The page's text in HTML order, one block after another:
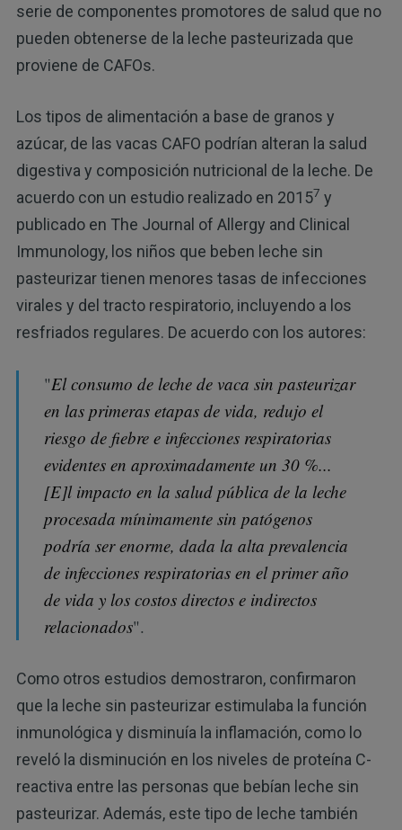
serie de componentes promotores de salud que no
pueden obtenerse de la leche pasteurizada que
proviene de CAFOs.
Los tipos de alimentación a base de granos y
azúcar, de las vacas CAFO podrían alteran la salud
digestiva y composición nutricional de la leche. De
acuerdo con un estudio realizado en 20157 y
publicado en The Journal of Allergy and Clinical
Immunology, los niños que beben leche sin
pasteurizar tienen menores tasas de infecciones
virales y del tracto respiratorio, incluyendo a los
resfriados regulares. De acuerdo con los autores:
"El consumo de leche de vaca sin pasteurizar
en las primeras etapas de vida, redujo el
riesgo de fiebre e infecciones respiratorias
evidentes en aproximadamente un 30 %...
[E]l impacto en la salud pública de la leche
procesada mínimamente sin patógenos
podría ser enorme, dada la alta prevalencia
de infecciones respiratorias en el primer año
de vida y los costos directos e indirectos
relacionados".
Como otros estudios demostraron, confirmaron
que la leche sin pasteurizar estimulaba la función
inmunológica y disminuía la inflamación, como lo
reveló la disminución en los niveles de proteína C-
reactiva entre las personas que bebían leche sin
pasteurizar. Además, este tipo de leche también